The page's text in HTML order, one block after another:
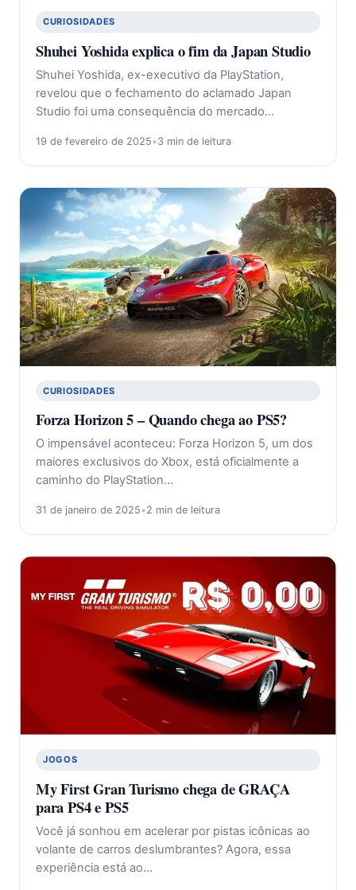
CURIOSIDADES
Shuhei Yoshida explica o fim da Japan Studio
Shuhei Yoshida, ex-executivo da PlayStation,
revelou que o fechamento do aclamado Japan
Studio foi uma consequência do mercado…
19 de fevereiro de 2025•3 min de leitura
CURIOSIDADES
Forza Horizon 5 – Quando chega ao PS5?
O impensável aconteceu: Forza Horizon 5, um dos
maiores exclusivos do Xbox, está oficialmente a
caminho do PlayStation…
31 de janeiro de 2025•2 min de leitura
JOGOS
My First Gran Turismo chega de GRAÇA
para PS4 e PS5
Você já sonhou em acelerar por pistas icônicas ao
volante de carros deslumbrantes? Agora, essa
experiência está ao…